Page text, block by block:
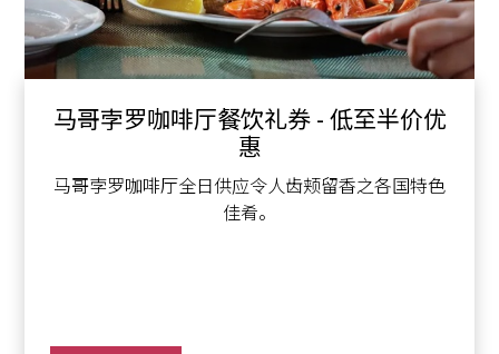
马哥孛罗咖啡厅餐饮礼券 - 低至半价优
惠
马哥孛罗咖啡厅全日供应令人齿颊留香之各国特色
佳肴。